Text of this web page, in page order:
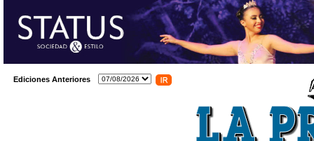
Ediciones Anteriores